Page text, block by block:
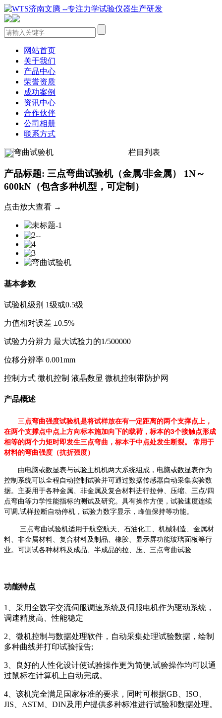
网站首页
关于我们
产品中心
荣誉资质
成功案例
资讯中心
合作伙伴
公司相册
联系方式
弯曲试验机 栏目列表
产品标题: 三点弯曲试验机（金属/非金属） 1N～
600kN（包含多种机型，可定制）
点击放大查看 →
基本参数
试验机级别 1级或0.5级
力值相对误差 ±0.5%
试验力分辨力 最大试验力的1/500000
位移分辨率 0.001mm
控制方式 微机控制 液晶数显 微机控制带防护网
产品概述
三点弯曲强度试验机是将试样放在有一定距离的两个支撑点上，
在两个支撑点中点上方向标本施加向下的载荷，标本的3个接触点形成
相等的两个力矩时即发生三点弯曲，标本于中点处发生断裂。 常用于
材料的弯曲强度（抗折强度）
由电脑或数显表与试验主机机两大系统组成，电脑或数显表作为
控制系统可以全程自动控制试验并可通过数据传感器自动采集实验数
据。主要用于各种金属、非金属及复合材料进行拉伸、压缩、三点/四
点弯曲等力学性能指标的测试及研究。具有操作方便，试验速度连续
可调,试样拉断自动停机，试验力数字显示，峰值保持等功能。
三点弯曲试验机适用于航空航天、石油化工、机械制造、金属材
料、非金属材料、复合材料及制品、橡胶、显示屏功能玻璃面板等行
业。可测试各种材料及成品、半成品的拉、压、三点弯曲试验
功能特点
1、采用全数字交流伺服调速系统及伺服电机作为驱动系统，
调速精度高、性能稳定
2、微机控制与数据处理软件，自动采集处理试验数据，绘制
多种曲线并打印试验报告;
3、良好的人性化设计使试验操作更为简便,试验操作均可以通
过鼠标在计算机上自动完成。
4、该机完全满足国家标准的要求，同时可根据GB、ISO、
JIS、ASTM、DIN及用户提供多种标准进行试验和数据处理。